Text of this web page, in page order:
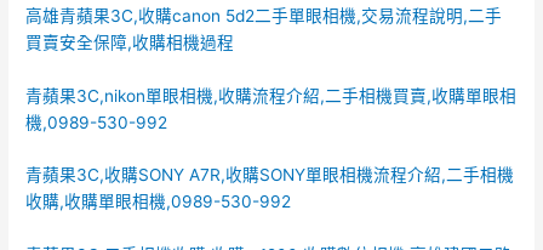
高雄青蘋果3C,收購canon 5d2二手單眼相機,交易流程說明,二手
買賣安全保障,收購相機過程
青蘋果3C,nikon單眼相機,收購流程介紹,二手相機買賣,收購單眼相
機,0989-530-992
青蘋果3C,收購SONY A7R,收購SONY單眼相機流程介紹,二手相機
收購,收購單眼相機,0989-530-992